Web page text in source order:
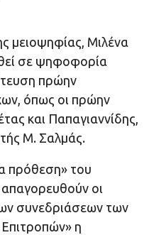
μειοψηφίας, Μιλένα
σε ψηφοφορία
πρώην
όπως οι πρώην
και Παπαγιαννίδης,
Μ. Σαλμάς.
πρόθεση» του
οι
συνεδριάσεων των
η